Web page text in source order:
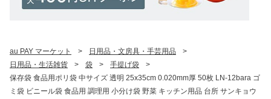
au PAY マーケット > 日用品・文房具・手芸用品
>
日用品・生活雑貨
> 袋 > 手提げ袋
>
保存袋 食品用ポリ袋 中サイズ 透明 25x35cm 0.020mm厚 50枚 LN-12bara ゴ
ミ袋 ビニール袋 食品用 調理用 小分け袋 野菜 キッチン用品 台所 サンキョウ